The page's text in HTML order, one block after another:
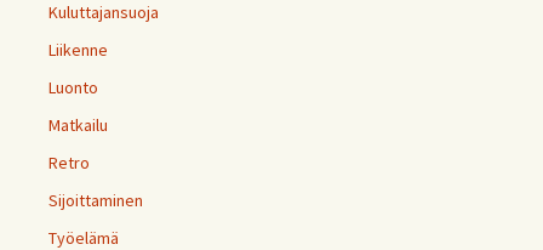
Kuluttajansuoja
Liikenne
Luonto
Matkailu
Retro
Sijoittaminen
Työelämä